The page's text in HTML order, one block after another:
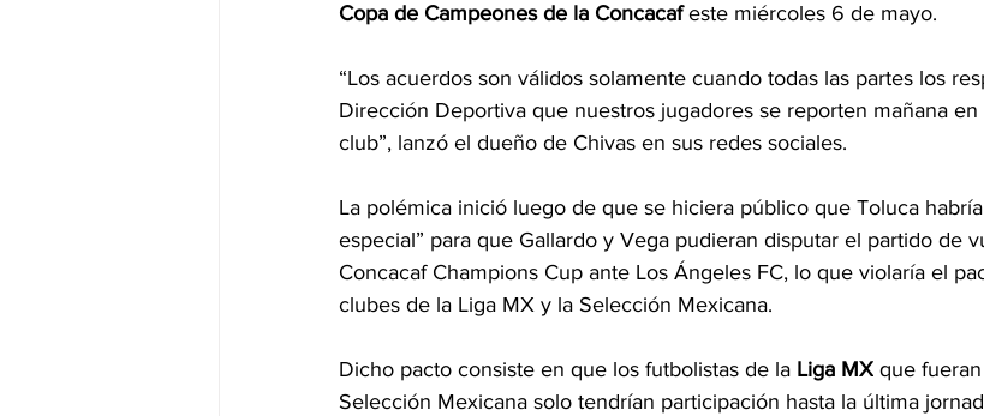
Copa de Campeones de la Concacaf este miércoles 6 de mayo.
“Los acuerdos son válidos solamente cuando todas las partes los
Dirección Deportiva que nuestros jugadores se reporten mañana en
club”, lanzó el dueño de Chivas en sus redes sociales.
La polémica inició luego de que se hiciera público que Toluca
especial” para que Gallardo y Vega pudieran disputar el partido de
Concacaf Champions Cup ante Los Ángeles FC, lo que violaría el
clubes de la Liga MX y la Selección Mexicana.
Dicho pacto consiste en que los futbolistas de la Liga MX que
Selección Mexicana solo tendrían participación hasta la última